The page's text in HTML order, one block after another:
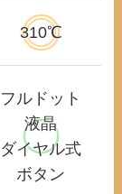
310℃
フルドット
液晶
ダイヤル式
ボタン